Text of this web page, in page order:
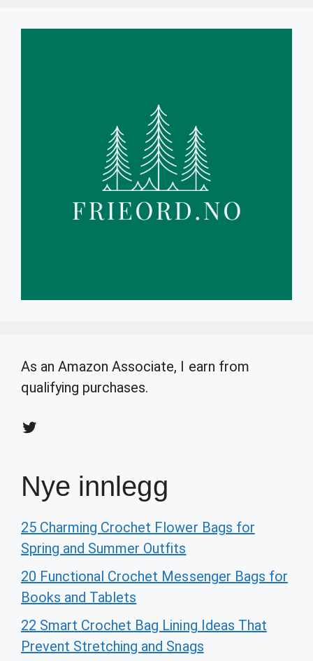
As an Amazon Associate, I earn from
qualifying purchases.
Twitter
Nye innlegg
25 Charming Crochet Flower Bags for
Spring and Summer Outfits
20 Functional Crochet Messenger Bags for
Books and Tablets
22 Smart Crochet Bag Lining Ideas That
Prevent Stretching and Snags